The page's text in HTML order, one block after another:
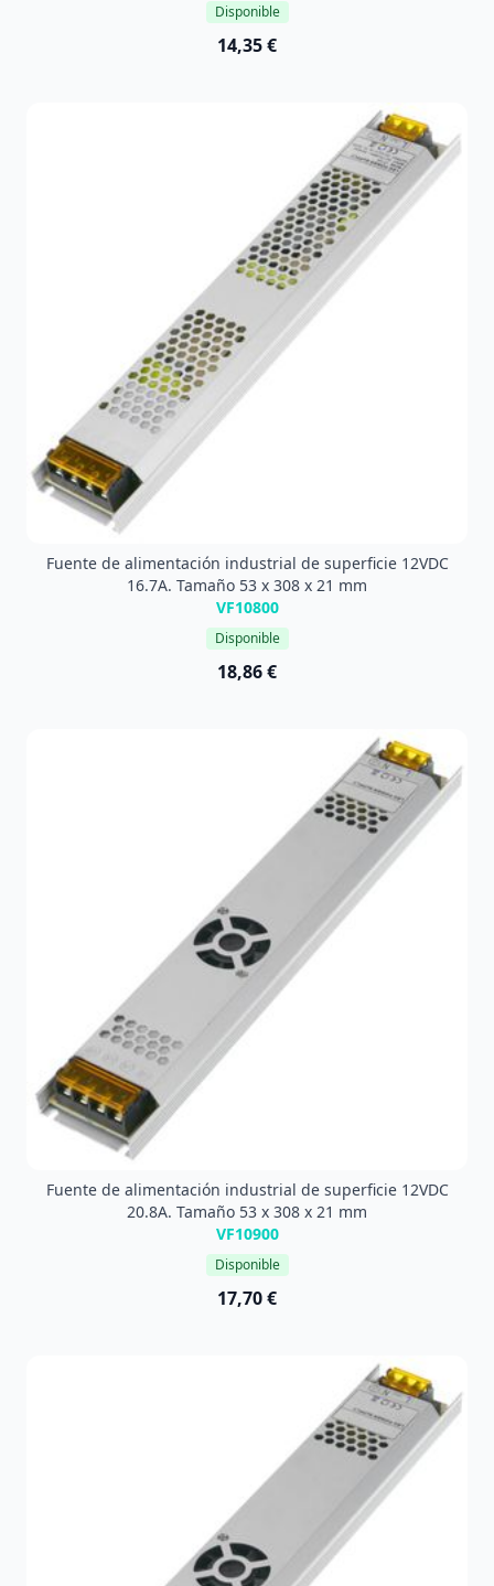
Disponible
14,35 €
Fuente de alimentación industrial de superficie 12VDC
16.7A. Tamaño 53 x 308 x 21 mm
VF10800
Disponible
18,86 €
Fuente de alimentación industrial de superficie 12VDC
20.8A. Tamaño 53 x 308 x 21 mm
VF10900
Disponible
17,70 €